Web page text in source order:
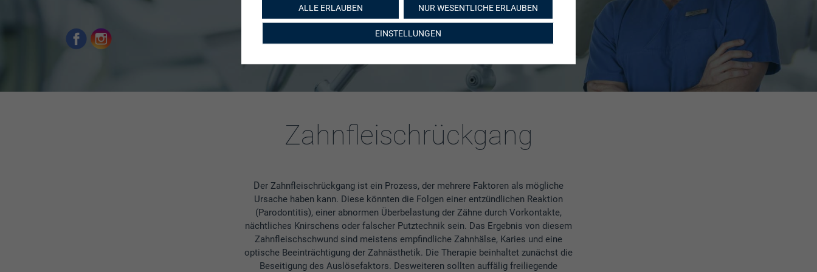
PATIENTENFÄLLE WERDEGANG
Zahnfleischrückgang
Der Zahnfleischrückgang ist ein Prozess, der mehrere Faktoren als mögliche
Ursache haben kann. Diese könnten die Folgen einer entzündlichen Reaktion
(Parodontitis), einer abnormen Überbelastung der Zähne durch Vorkontakte,
nächtliches Knirschens oder falscher Putztechnik sein. Das Ergebnis von diesem
Zahnfleischschwund sind meistens empfindliche Zahnhälse, Karies und eine
optische Beeinträchtigung der Zahnästhetik. Die Therapie beinhaltet zunächst die
Beseitigung des Auslösefaktors. Desweiteren sollten auffälig freiliegende
ALLE ERLAUBEN NUR WESENTLICHE ERLAUBEN
EINSTELLUNGEN